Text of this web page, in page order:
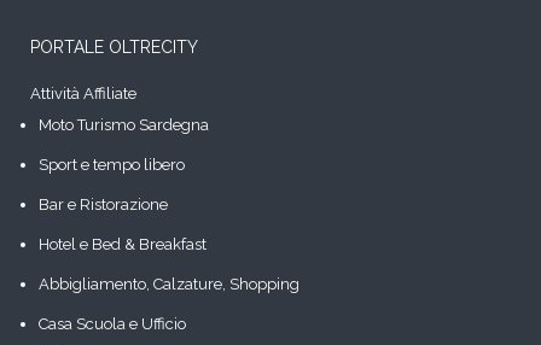
PORTALE OLTRECITY
Attività Affiliate
Moto Turismo Sardegna
Sport e tempo libero
Bar e Ristorazione
Hotel e Bed & Breakfast
Abbigliamento, Calzature, Shopping
Casa Scuola e Ufficio